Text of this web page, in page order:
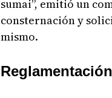
sumai”, emitió un
consternación y
mismo.